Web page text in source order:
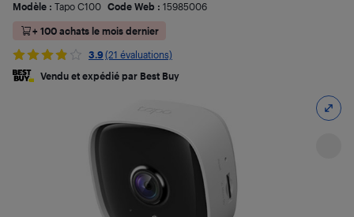
Modèle : Tapo C100 Code Web : 15985006
+ 100 achats le mois dernier
3.9 (21 évaluations)
Vendu et expédié par Best Buy